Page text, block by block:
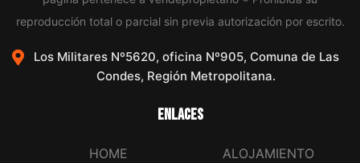
reproducción total o parcial sin previa autorización por escrito.
Los Militares Nº5620, oficina Nº905, Comuna de Las
Condes, Región Metropolitana.
Enlaces
HOME
ALOJAMIENTO